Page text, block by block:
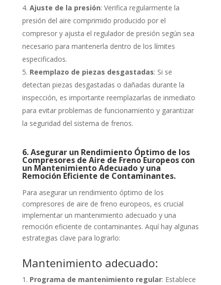
Ajuste de la presión: Verifica regularmente la
presión del aire comprimido producido por el
compresor y ajusta el regulador de presión según sea
necesario para mantenerla dentro de los límites
especificados.
Reemplazo de piezas desgastadas: Si se
detectan piezas desgastadas o dañadas durante la
inspección, es importante reemplazarlas de inmediato
para evitar problemas de funcionamiento y garantizar
la seguridad del sistema de frenos.
6. Asegurar un Rendimiento Óptimo de los
Compresores de Aire de Freno Europeos con
un Mantenimiento Adecuado y una
Remoción Eficiente de Contaminantes.
Para asegurar un rendimiento óptimo de los
compresores de aire de freno europeos, es crucial
implementar un mantenimiento adecuado y una
remoción eficiente de contaminantes. Aquí hay algunas
estrategias clave para lograrlo:
Mantenimiento adecuado:
Programa de mantenimiento regular: Establece